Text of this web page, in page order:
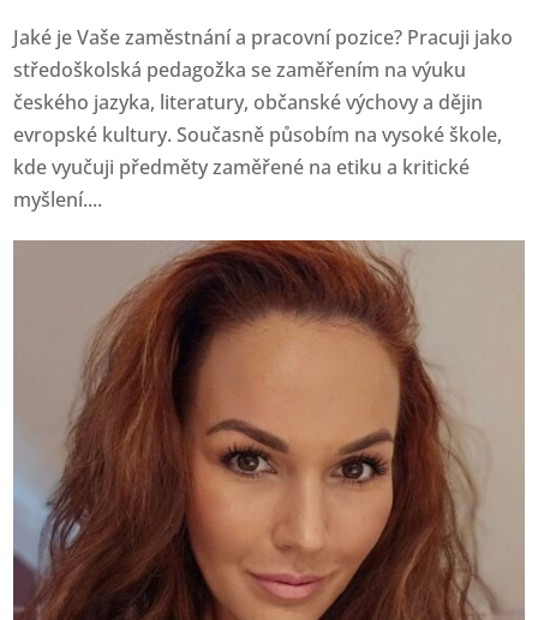
Jaké je Vaše zaměstnání a pracovní pozice? Pracuji jako
středoškolská pedagožka se zaměřením na výuku
českého jazyka, literatury, občanské výchovy a dějin
evropské kultury. Současně působím na vysoké škole,
kde vyučuji předměty zaměřené na etiku a kritické
myšlení....